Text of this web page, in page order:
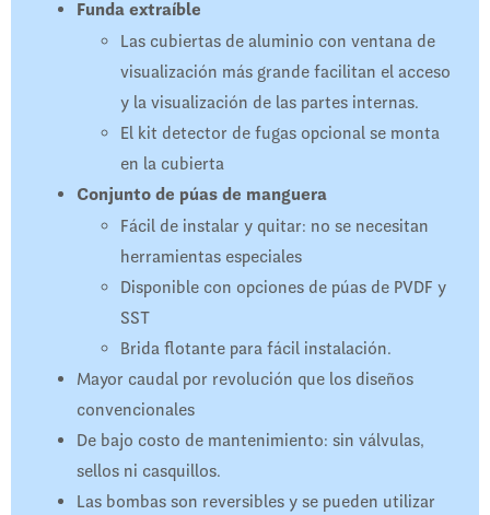
Funda extraíble
Las cubiertas de aluminio con ventana de
visualización más grande facilitan el acceso
y la visualización de las partes internas.
El kit detector de fugas opcional se monta
en la cubierta
Conjunto de púas de manguera
Fácil de instalar y quitar: no se necesitan
herramientas especiales
Disponible con opciones de púas de PVDF y
SST
Brida flotante para fácil instalación.
Mayor caudal por revolución que los diseños
convencionales
De bajo costo de mantenimiento: sin válvulas,
sellos ni casquillos.
Las bombas son reversibles y se pueden utilizar